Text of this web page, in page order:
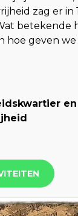
zag er in
betekende
hoe geven
en